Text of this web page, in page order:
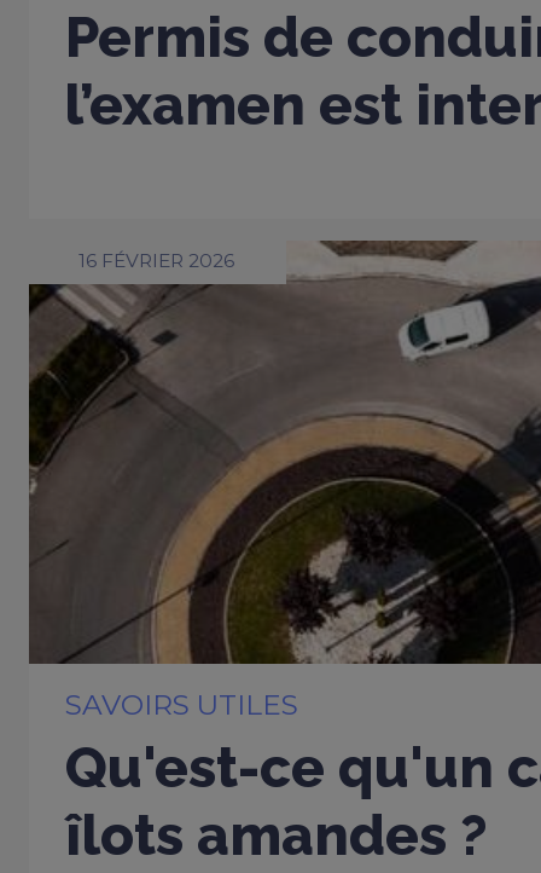
Permis de
l’examen est
16 FÉVRIER 2026
SAVOIRS UTILES
Qu'est-ce qu'un
îlots amandes ?